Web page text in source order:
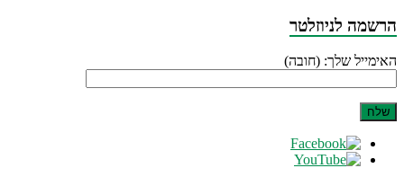
הרשמה לניוזלטר
האימייל שלך: (חובה)